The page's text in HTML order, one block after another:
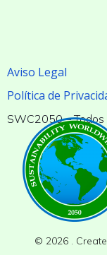
Aviso Legal
Política de
SWC2050 –
© 2026 .